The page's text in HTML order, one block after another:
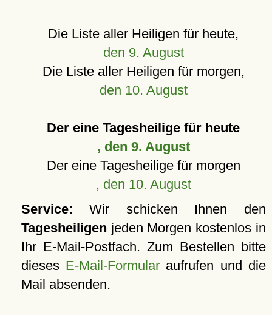
Die Liste aller Heiligen für heute,
den 9. August
Die Liste aller Heiligen für morgen,
den 10. August
Der eine Tagesheilige für heute
, den 9. August
Der eine Tagesheilige für morgen
, den 10. August
Service: Wir schicken Ihnen den
Tagesheiligen jeden Morgen kostenlos in
Ihr E-Mail-Postfach. Zum Bestellen bitte
dieses E-Mail-Formular aufrufen und die
Mail absenden.